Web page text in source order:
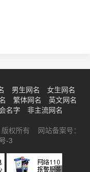
男生网名
女生网名
繁体网名
英文网名
名字 非主流网名
权所有 网站备案号：
-3